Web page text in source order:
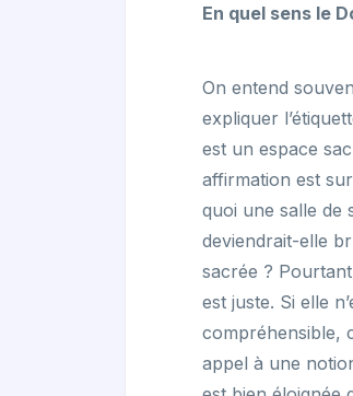
En quel sens le
On entend
expliquer
est un espace
affirmation est
quoi une salle de
deviendrait-elle
sacrée ?
est juste. Si elle
compréhensible,
appel à une